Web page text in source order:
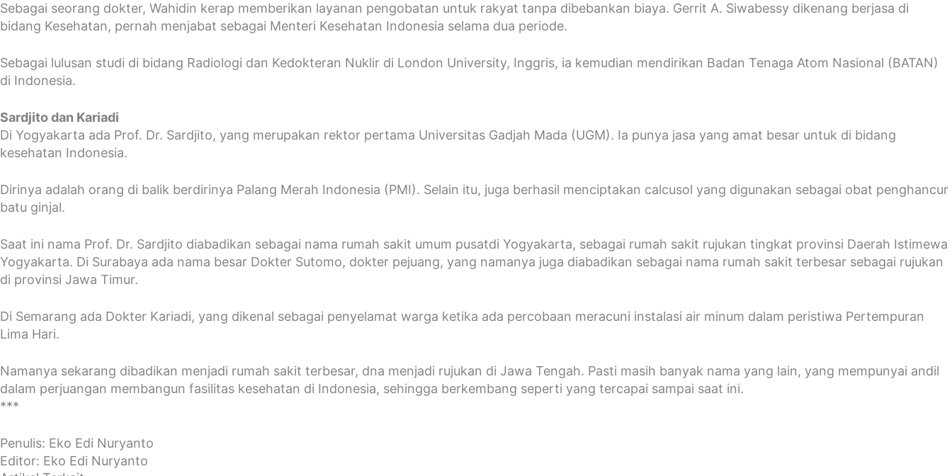
Sebagai seorang dokter, Wahidin kerap memberikan layanan pengobatan untuk rakyat tanpa dibebankan biaya. Gerrit A. Siwabessy dikenang berjasa di
bidang Kesehatan, pernah menjabat sebagai Menteri Kesehatan Indonesia selama dua periode.
Sebagai lulusan studi di bidang Radiologi dan Kedokteran Nuklir di London University, Inggris, ia kemudian mendirikan Badan Tenaga Atom Nasional (BATAN)
di Indonesia.
Sardjito dan Kariadi
Di Yogyakarta ada Prof. Dr. Sardjito, yang merupakan rektor pertama Universitas Gadjah Mada (UGM). Ia punya jasa yang amat besar untuk di bidang
kesehatan Indonesia.
Dirinya adalah orang di balik berdirinya Palang Merah Indonesia (PMI). Selain itu, juga berhasil menciptakan calcusol yang digunakan sebagai obat penghancur
batu ginjal.
Saat ini nama Prof. Dr. Sardjito diabadikan sebagai nama rumah sakit umum pusatdi Yogyakarta, sebagai rumah sakit rujukan tingkat provinsi Daerah Istimewa
Yogyakarta. Di Surabaya ada nama besar Dokter Sutomo, dokter pejuang, yang namanya juga diabadikan sebagai nama rumah sakit terbesar sebagai rujukan
di provinsi Jawa Timur.
Di Semarang ada Dokter Kariadi, yang dikenal sebagai penyelamat warga ketika ada percobaan meracuni instalasi air minum dalam peristiwa Pertempuran
Lima Hari.
Namanya sekarang dibadikan menjadi rumah sakit terbesar, dna menjadi rujukan di Jawa Tengah. Pasti masih banyak nama yang lain, yang mempunyai andil
dalam perjuangan membangun fasilitas kesehatan di Indonesia, sehingga berkembang seperti yang tercapai sampai saat ini.
***
Penulis: Eko Edi Nuryanto
Editor: Eko Edi Nuryanto